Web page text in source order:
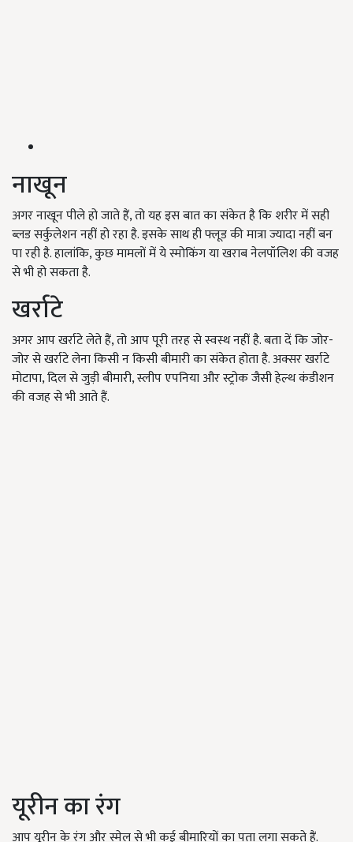
नाखून
अगर नाखून पीले हो जाते हैं, तो यह इस बात का संकेत है कि शरीर में सही
ब्लड सर्कुलेशन नहीं हो रहा है. इसके साथ ही फ्लूड की मात्रा ज्यादा नहीं बन
पा रही है. हालांकि, कुछ मामलों में ये स्मोकिंग या खराब नेलपॉलिश की वजह
से भी हो सकता है.
खर्राटे
अगर आप खर्राटे लेते हैं, तो आप पूरी तरह से स्वस्थ नहीं है. बता दें कि जोर-
जोर से खर्राटे लेना किसी न किसी बीमारी का संकेत होता है. अक्सर खर्राटे
मोटापा, दिल से जुड़ी बीमारी, स्लीप एपनिया और स्ट्रोक जैसी हेल्थ कंडीशन
की वजह से भी आते हैं.
यूरीन का रंग